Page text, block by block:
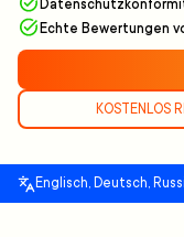
Echte Bewertungen
KOSTENLOS
Englisch, Deutsch,